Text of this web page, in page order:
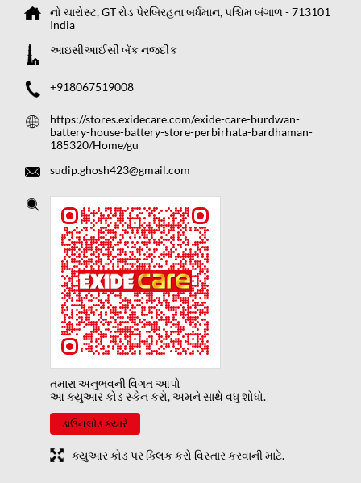
નો ચારોસ્ટ, GT રોડ પેરબિરહતા બર્ધમાન, પશ્ચિમ બંગાળ -713101
India
આઇસીઆઈસી બેંક નજદીક
+918067519008
https://stores.exidecare.com/exide-care-burdwan-
battery-house-battery-store-perbirhata-bardhaman-
185320/Home/gu
sudip.ghosh423@gmail.com
તમારા અનુભવની વિગત આપો
આ ક્યુઆર કોડ સ્કેન કરો, અમને સાથે વધુ શોધો.
ડાઉનલોડ ક્યારે
ક્યુઆર કોડ પર ક્લિક કરો વિસ્તાર કરવાની માટે.